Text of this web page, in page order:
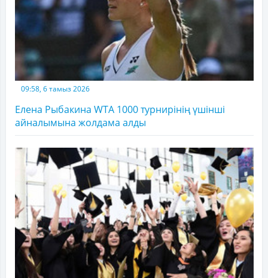
09:58, 6 тамыз 2026
Елена Рыбакина WTA 1000 турнирінің үшінші
айналымына жолдама алды